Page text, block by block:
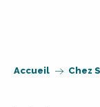
Accueil Chez